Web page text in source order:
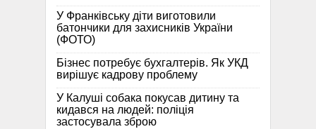
У Франківську діти виготовили
батончики для захисників України
(ФОТО)
Бізнес потребує бухгалтерів. Як УКД
вирішує кадрову проблему
У Калуші собака покусав дитину та
кидався на людей: поліція
застосувала зброю